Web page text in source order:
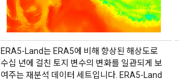
ERA5-Land는 ERA5에 비해 향상된 해상도로
수십 년에 걸친 토지 변수의 변화를 일관되게 보
여주는 재분석 데이터 세트입니다. ERA5-Land